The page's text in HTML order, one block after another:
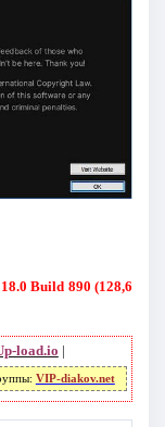
Build 890 (128,6
load.io |
VIP-diakov.net